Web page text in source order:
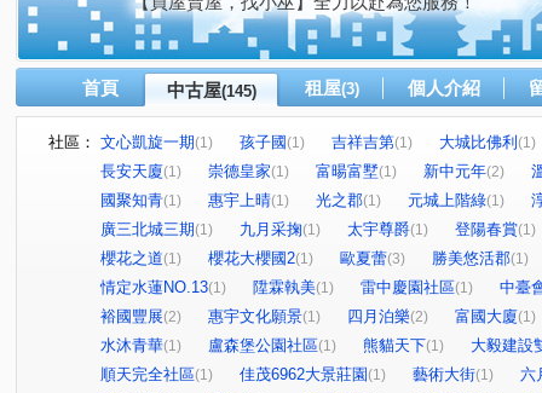
首頁 中古屋(145) 租屋(3) 個人介紹
社區： 文心凱旋一期(1) 孩子國(1) 吉祥吉第(1) 大城比佛利 (1)
長安天廈(1) 崇德皇家(1) 富暘富墅(1) 新中元年(2)
國聚知青(1) 惠宇上晴(1) 光之郡(1) 元城上階綠(1)
廣三北城三期(1) 九月采掬(1) 太宇尊爵(1) 登陽春賞(1)
櫻花之道(1) 櫻花大櫻國2(1) 歐夏蕾(3) 勝美悠活郡(1)
情定水蓮NO.13(1) 陞霖執美(1) 雷中慶園社區(1)
中臺
裕國豐展(2) 惠宇文化願景(1) 四月泊樂(2) 富國大廈(1)
水沐青華(1) 盧森堡公園社區(1) 熊貓天下(1)
大毅建設
順天完全社區(1) 佳茂6962大景莊園 (1) 藝術大街(1)
六